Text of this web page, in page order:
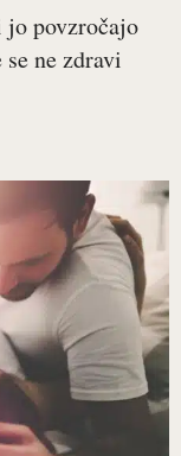
jo povzročajo
ne zdravi